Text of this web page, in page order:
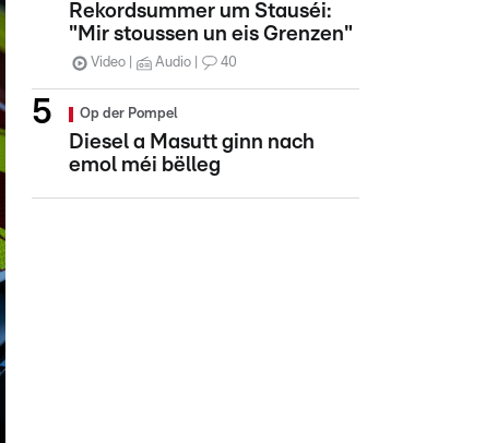
Rekordsummer um Stauséi:
"Mir stoussen un eis Grenzen"
Video Audio 40
Op der Pompel
Diesel a Masutt ginn nach
emol méi bëlleg